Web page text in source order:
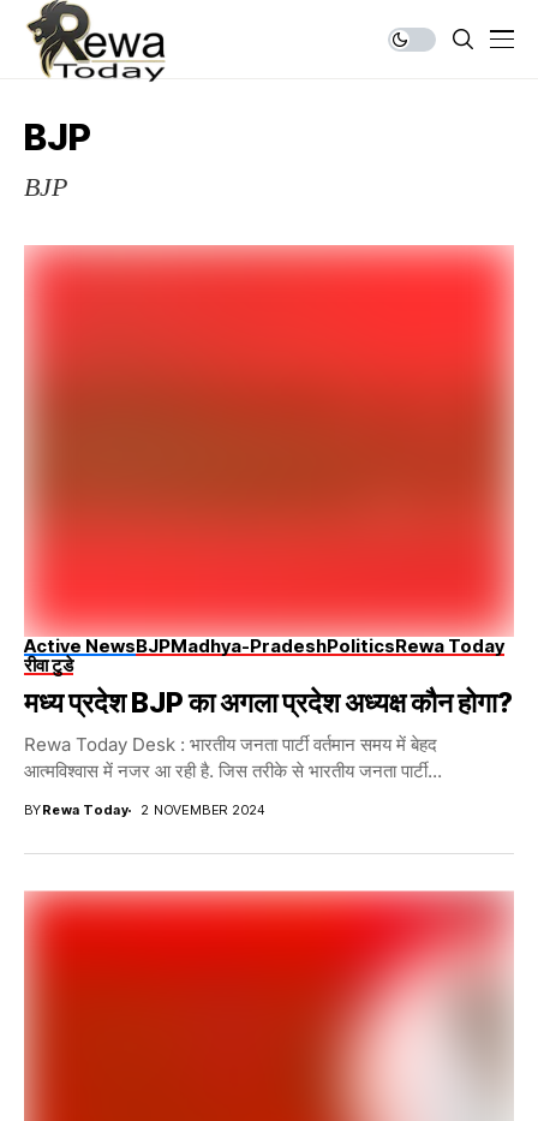
BJP
BJP
Active NewsBJPMadhya-PradeshPoliticsRewa Today
रीवा टुडे
मध्य प्रदेश BJP का अगला प्रदेश अध्यक्ष कौन होगा?
Rewa Today Desk : भारतीय जनता पार्टी वर्तमान समय में बेहद
आत्मविश्वास में नजर आ रही है. जिस तरीके से भारतीय जनता पार्टी...
BYRewa Today 2 NOVEMBER 2024